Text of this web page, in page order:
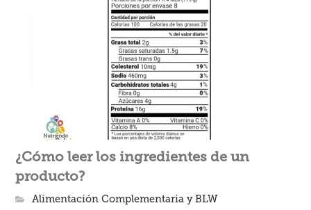
¿Cómo leer los ingredientes de un
producto?
Alimentación Complementaria y BLW